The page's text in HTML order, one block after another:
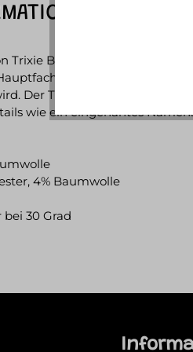
"TRIXIE
Trixie Baby sind praktisch,
mit eingenähtem
Der Tragegurt ist gut
wie ein eingenähtes
4% Baumwolle
30 Grad